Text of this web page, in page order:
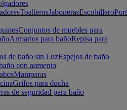
ToallerosJabonerasEscobillero
Conjuntos de muebles para
Armarios para bañoRepisa para
de baño sin LuzEspejos de baño
con aumento
Mamparas
Grifos para ducha
de seguridad para baño